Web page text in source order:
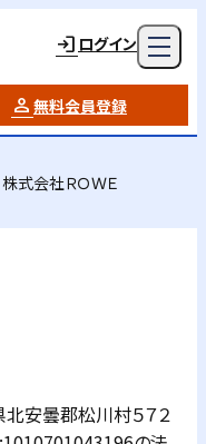
ログイン
無料会員登録
株式会社ＲＯＷＥ
北安曇郡松川村５７２